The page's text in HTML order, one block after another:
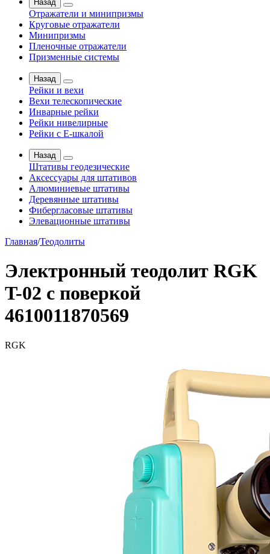
Назад
Отражатели и минипризмы
Круговые отражатели
Минипризмы
Пленочные отражатели
Призменные системы
Назад
Рейки и вехи
Вехи телескопические
Инварные рейки
Рейки нивелирные
Рейки с Е-шкалой
Назад
Штативы геодезические
Аксессуары для штативов
Алюминиевые штативы
Деревянные штативы
Фибергласовые штативы
Элевационные штативы
Главная/Теодолиты
Электронный теодолит RGK
T-02 с поверкой
4610011870569
RGK